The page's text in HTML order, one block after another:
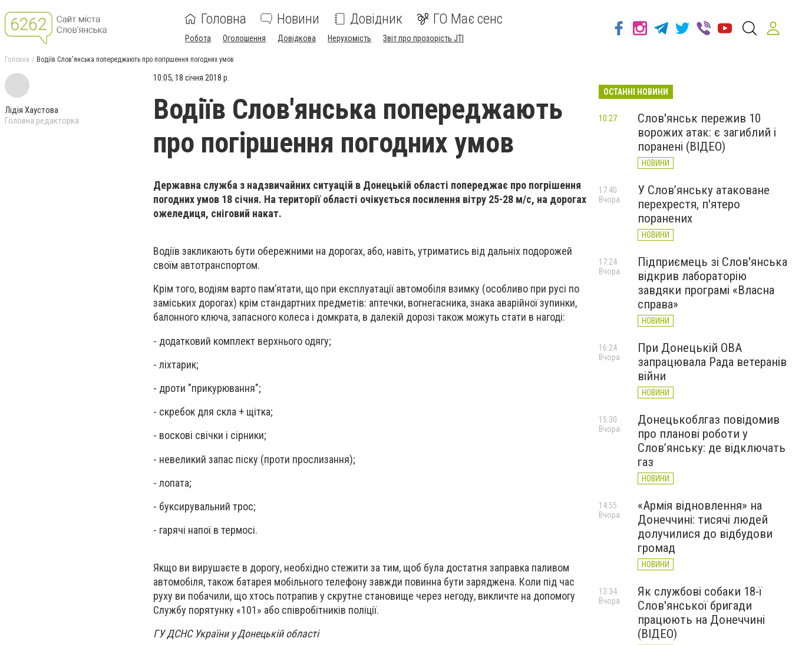
Головна Новини Довідник ГО Має сенс
Робота Оголошення Довідкова Нерухомість Звіт про прозорість JTI
Головна Водіїв Слов'янська попереджають про погіршення погодних умов
Лідія Хаустова
Головна редакторка
10:05, 18 січня 2018 р.
Водіїв Слов'янська попереджають
про погіршення погодних умов
Державна служба з надзвичайних ситуацій в Донецькій області попереджає про погрішення
погодних умов 18 січня. На території області очікується посилення вітру 25-28 м/с, на дорогах
ожеледиця, сніговий накат.
Водіїв закликають бути обережними на дорогах, або, навіть, утриматись від дальніх подорожей
своїм автотранспортом.
Крім того, водіям варто пам’ятати, що при експлуатації автомобіля взимку (особливо при русі по
заміських дорогах) крім стандартних предметів: аптечки, вогнегасника, знака аварійної зупинки,
балонного ключа, запасного колеса і домкрата, в далекій дорозі також можуть стати в нагоді:
- додатковий комплект верхнього одягу;
- ліхтарик;
- дроти "прикурювання";
- скребок для скла + щітка;
- воскові свічки і сірники;
- невеликий запас піску (проти прослизання);
- лопата;
- буксирувальний трос;
- гарячі напої в термосі.
Якщо ви вирушаєте в дорогу, необхідно стежити за тим, щоб була достатня заправка паливом
автомобіля, також батарея мобільного телефону завжди повинна бути заряджена. Коли під час
руху ви побачили, що хтось потрапив у скрутне становище через негоду, викличте на допомогу
Службу порятунку «101» або співробітників поліції.
ГУ ДСНС України у Донецькій області
ОСТАННІ НОВИНИ
Слов'янськ пережив 10
ворожих атак: є загиблий і
поранені (ВІДЕО)
НОВИНИ
10:27
У Слов’янську атаковане
перехрестя, п'ятеро
поранених
НОВИНИ
17:40
Вчора
Підприємець зі Слов'янська
відкрив лабораторію
завдяки програмі «Власна
справа»
НОВИНИ
17:24
Вчора
При Донецькій ОВА
запрацювала Рада ветеранів
війни
НОВИНИ
16:24
Вчора
Донецькоблгаз повідомив
про планові роботи у
Слов’янську: де відключать
газ
НОВИНИ
15:30
Вчора
«Армія відновлення» на
Донеччині: тисячі людей
долучилися до відбудови
громад
НОВИНИ
14:55
Вчора
Як службові собаки 18-ї
Слов'янської бригади
працюють на Донеччині
(ВІДЕО)
13:34
Вчора